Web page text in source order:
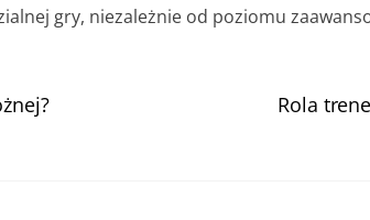
gry, niezależnie od poziomu
Rola